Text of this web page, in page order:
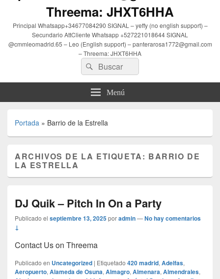
Threema: JHXT6HHA
Principal Whatsapp+34677084290 SIGNAL – yeffy (no english support) –
Secundario AttCliente Whatsapp +527221018644 SIGNAL
@cmmleomadrid.65 – Leo (English support) – panterarosa1772@gmail.com
– Threema: JHXT6HHA
Buscar
por:
Buscar
Menú
Portada » Barrio de la Estrella
ARCHIVOS DE LA ETIQUETA: BARRIO DE
LA ESTRELLA
DJ Quik – Pitch In On a Party
Publicado el septiembre 13, 2025poradmin—No hay comentarios
↓
Contact Us on Threema
Publicado en Uncategorized | Etiquetado 420 madrid, Adelfas,
Aeropuerto, Alameda de Osuna, Almagro, Almenara, Almendrales,